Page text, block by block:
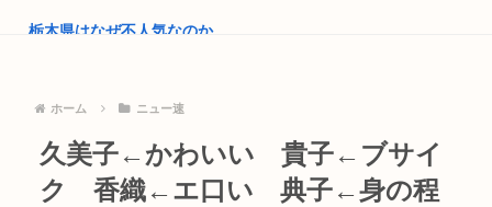
うめんつ...
高市早苗「袴田さんを犯人だと思ってないわよ！判決が到底承
服できな...
栃木県はなぜ不人気なのか
ロ,カル...
商業施設でいきなり"ラリアット" 面識ない女子中学生の顎を右
ホーム ニュー速
久美子←かわいい 貴子←ブサイ
ク 香織←エ口い 典子←身の程